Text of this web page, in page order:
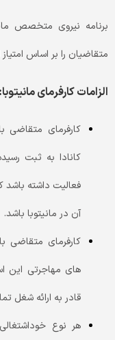
برنامه نیروی متخصص
متقاضیان را بر اساس امتیاز
الزامات کارفرمای مانیتوبا:
کارفرمای متقاضی
کانادا به ثبت
فعالیت داشته باشد
آن در مانیتوبا باشد.
کارفرمای متقاضی
های مهاجرتی این
قادر به ارائه شغل
هر نوع